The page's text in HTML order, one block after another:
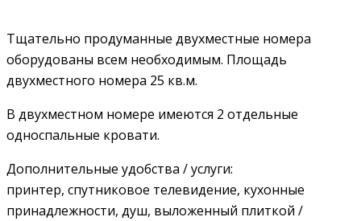
Тщательно продуманные двухместные номера
оборудованы всем необходимым. Площадь
двухместного номера 25 кв.м.
В двухместном номере имеются 2 отдельные
односпальные кровати.
Дополнительные удобства / услуги:
принтер, спутниковое телевидение, кухонные
принадлежности, душ, выложенный плиткой /